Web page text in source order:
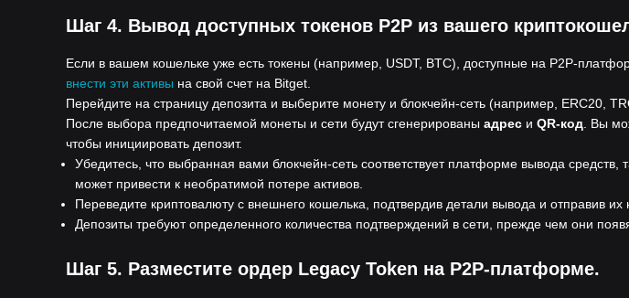
Шаг 4. Вывод доступных токенов P2P из вашего
Если в вашем кошельке уже есть токены (например, USDT, BTC), доступные на P2P-
внести эти активы на свой счет на Bitget.
Перейдите на страницу депозита и выберите монету и блокчейн-сеть (например, ERC20,
После выбора предпочитаемой монеты и сети будут сгенерированы адрес и QR-код . Вы
чтобы инициировать депозит.
Убедитесь, что выбранная вами блокчейн-сеть соответствует платформе вывода средств,
может привести к необратимой потере активов.
Переведите криптовалюту с внешнего кошелька, подтвердив детали вывода и отправив их
Депозиты требуют определенного количества подтверждений в сети, прежде чем они
Шаг 5. Разместите ордер Legacy Token на P2P-платформе.